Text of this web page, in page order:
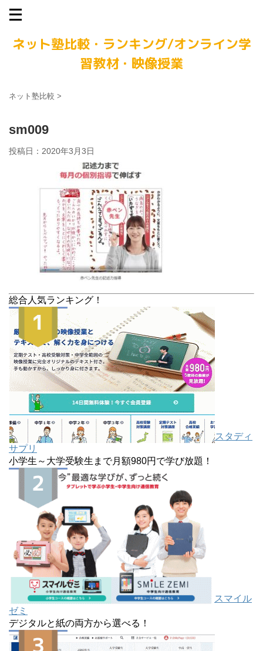
ネット塾比較・ランキング/オンライン学
習教材・映像授業
ネット塾比較 >
sm009
投稿日： 2020年3月3日
総合人気ランキング！
スタディ
サプリ
小学生～大学受験生まで月額980円で学び放題！
スマイル
ゼミ
デジタルと紙の両方から選べる！